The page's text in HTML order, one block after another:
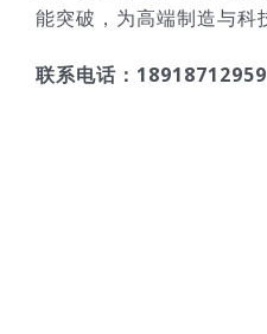
能突破，为高端制造与科
联系电话：18918712959